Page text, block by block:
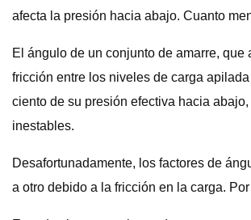
afecta la presión hacia abajo. Cuanto
El ángulo de un conjunto de amarre,
fricción entre los niveles de carga
ciento de su presión efectiva hacia
inestables.
Desafortunadamente, los factores de
a otro debido a la fricción en la carga.